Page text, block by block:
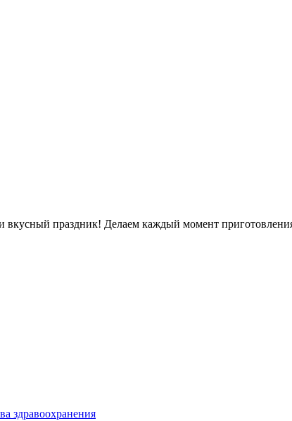
праздник! Делаем каждый момент